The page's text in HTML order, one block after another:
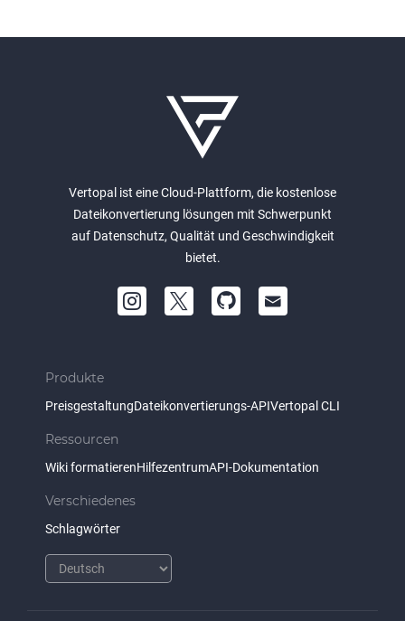
Vertopal ist eine Cloud-Plattform, die kostenlose
Dateikonvertierung lösungen mit Schwerpunkt
auf Datenschutz, Qualität und Geschwindigkeit
bietet.
Produkte
PreisgestaltungDateikonvertierungs-APIVertopal CLI
Ressourcen
Wiki formatierenHilfezentrumAPI-Dokumentation
Verschiedenes
Schlagwörter